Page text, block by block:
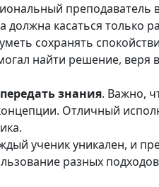
преподаватель
должна касаться только
сохранять
найти решение,
знания. Важно,
Отличный
ученик уникален, и
разных